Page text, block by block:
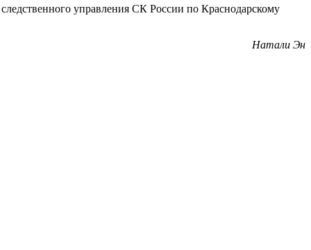
управления СК России по Краснодарскому
Натали Эн